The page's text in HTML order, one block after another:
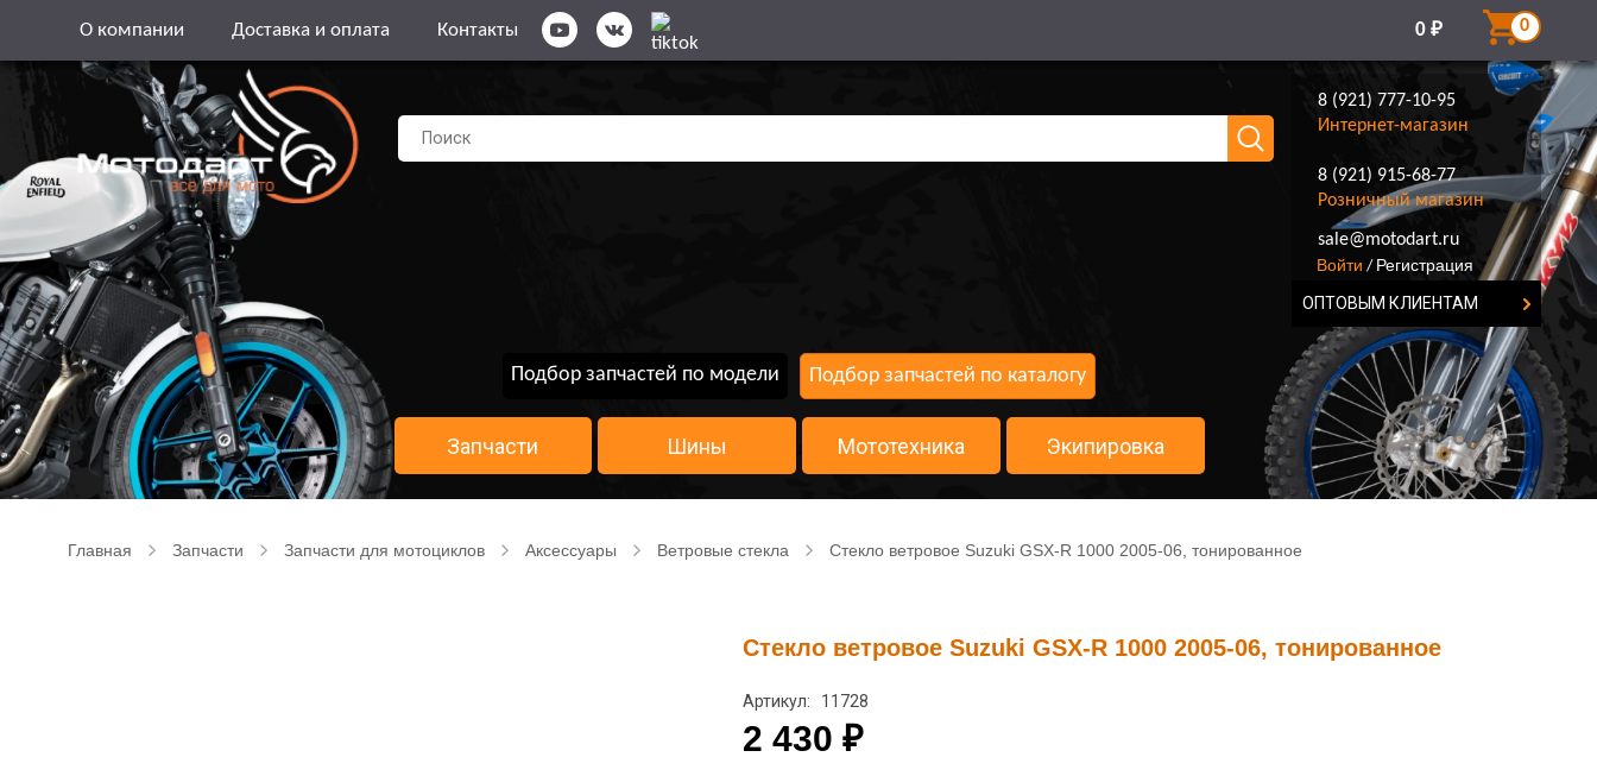
О компании Доставка и оплата Контакты 0 ₽ 0
8 (921) 777-10-95
Интернет-магазин
8 (921) 915-68-77
Розничный магазин
8 (921) 777-10-95
sale@motodart.ru
Войти / Регистрация
ОПТОВЫМ КЛИЕНТАМ
Подбор запчастей по модели Подбор запчастей по каталогу
Запчасти Шины Мототехника Экипировка
Главная Запчасти Запчасти для мотоциклов Аксессуары Ветровые стекла Стекло ветровое Suzuki GSX-R 1000 2005-06, тонированное
Стекло ветровое Suzuki GSX-R 1000 2005-06, тонированное
Артикул: 11728
2 430 ₽